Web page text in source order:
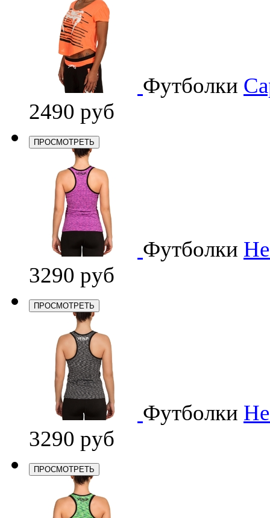
Футболки
2490 руб
ПРОСМОТРЕТЬ
Футболки
3290 руб
ПРОСМОТРЕТЬ
Футболки
3290 руб
ПРОСМОТРЕТЬ